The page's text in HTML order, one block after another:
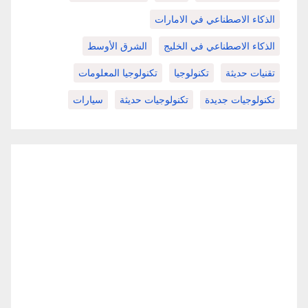
الذكاء الاصطناعي في الامارات
الذكاء الاصطناعي في الخليج الشرق الأوسط
تقنيات حديثة تكنولوجيا تكنولوجيا المعلومات
تكنولوجيات جديدة تكنولوجيات حديثة سيارات